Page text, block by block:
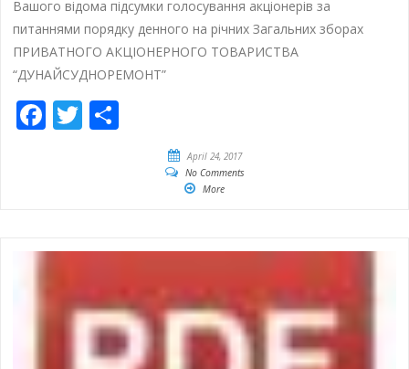
Вашого відома підсумки голосування акціонерів за
питаннями порядку денного на річних Загальних зборах
ПРИВАТНОГО АКЦІОНЕРНОГО ТОВАРИСТВА
“ДУНАЙСУДНОРЕМОНТ”
Facebook
Twitter
April 24, 2017
No Comments
More